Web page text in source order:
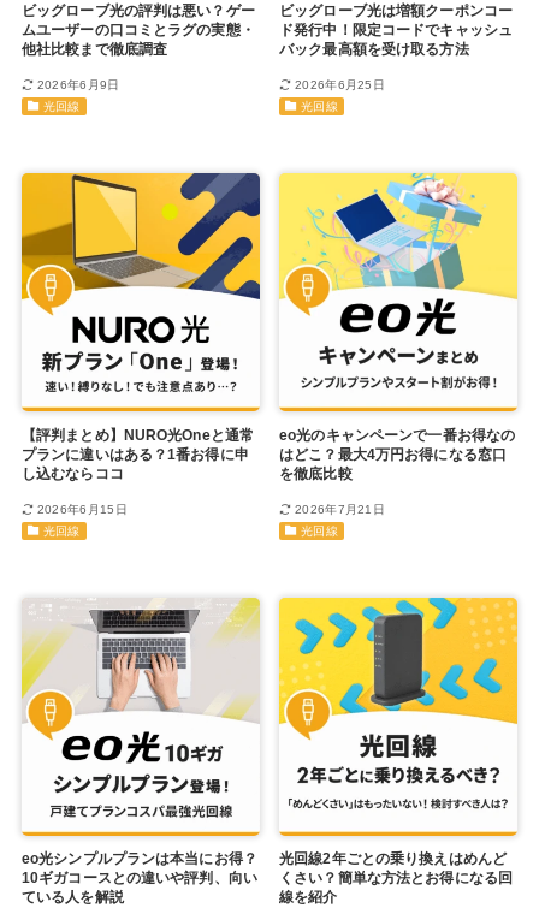
ビッグローブ光の評判は悪い？ゲー
ムユーザーの口コミとラグの実態・
他社比較まで徹底調査
2026年6月9日
光回線
ビッグローブ光は増額クーポンコー
ド発行中！限定コードでキャッシュ
バック最高額を受け取る方法
2026年6月25日
光回線
【評判まとめ】NURO光Oneと通常
プランに違いはある？1番お得に申
し込むならココ
2026年6月15日
光回線
eo光のキャンペーンで一番お得なの
はどこ？最大4万円お得になる窓口
を徹底比較
2026年7月21日
光回線
eo光シンプルプランは本当にお得？
10ギガコースとの違いや評判、向い
ている人を解説
光回線2年ごとの乗り換えはめんど
くさい？簡単な方法とお得になる回
線を紹介